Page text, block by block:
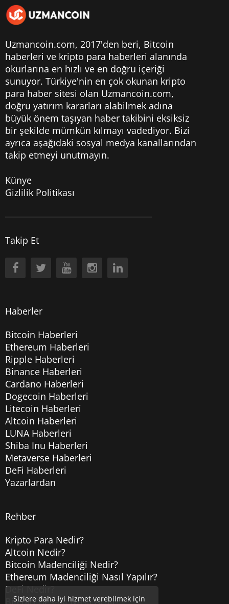
Uzmancoin.com, 2017'den beri, Bitcoin
haberleri ve kripto para haberleri alanında
okurlarına en hızlı ve en doğru içeriği
sunuyor. Türkiye'nin en çok okunan kripto
para haber sitesi olan Uzmancoin.com,
doğru yatırım kararları alabilmek adına
büyük önem taşıyan haber takibini eksiksiz
bir şekilde mümkün kılmayı vadediyor. Bizi
ayrıca aşağıdaki sosyal medya kanallarından
takip etmeyi unutmayın.
Künye
Gizlilik Politikası
Takip Et
Haberler
Bitcoin Haberleri
Ethereum Haberleri
Ripple Haberleri
Binance Haberleri
Cardano Haberleri
Dogecoin Haberleri
Litecoin Haberleri
Altcoin Haberleri
LUNA Haberleri
Shiba Inu Haberleri
Metaverse Haberleri
DeFi Haberleri
Yazarlardan
Rehber
Kripto Para Nedir?
Altcoin Nedir?
Bitcoin Madenciliği Nedir?
Ethereum Madenciliği Nasıl Yapılır?
DeFi Nedir?
Bitcoin Hesabı Nasıl Açılır?
Sizlere daha iyi hizmet verebilmek için